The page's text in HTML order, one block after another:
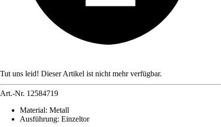
Tut uns leid! Dieser Artikel ist nicht mehr verfügbar.
Art.-Nr. 12584719
Material: Metall
Ausführung: Einzeltor